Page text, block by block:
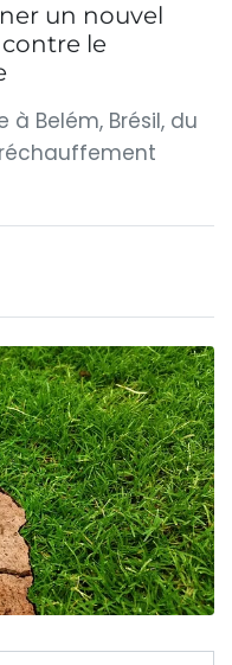
un nouvel
le
à Belém, Brésil, du
réchauffement